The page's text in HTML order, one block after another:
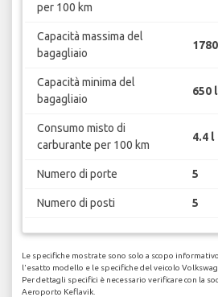
per 100 km
Capacità massima del
bagagliaio
Capacità minima del
bagagliaio
650 l
Consumo misto di
carburante per 100 km
4.4 l
Numero di porte 5
Numero di posti 5
Le specifiche mostrate sono solo a scopo
l'esatto modello e le specifiche del veicolo
Per dettagli specifici è necessario verificare con la
Aeroporto Keflavik.